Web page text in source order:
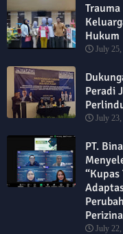
Hukum
July
Peradi
July
PT.
July